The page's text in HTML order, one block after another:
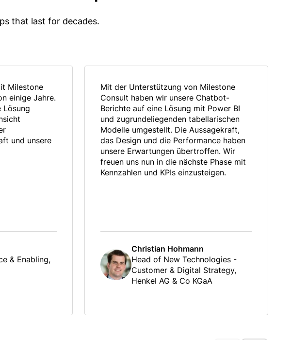
that last for decades.
Milestone
einige Jahre.
Lösung
und unsere
& Enabling,
Mit der Unterstützung von Milestone
Consult haben wir unsere Chatbot-
Berichte auf eine Lösung mit Power BI
und zugrundeliegenden tabellarischen
Modelle umgestellt. Die Aussagekraft,
das Design und die Performance haben
unsere Erwartungen übertroffen. Wir
freuen uns nun in die nächste Phase mit
Kennzahlen und KPIs einzusteigen.
Christian Hohmann
Head of New Technologies -
Customer & Digital Strategy,
Henkel AG & Co KGaA